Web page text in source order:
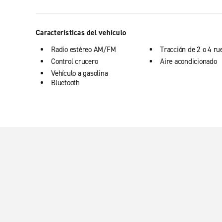
Características del vehículo
Radio estéreo AM/FM
Control crucero
Vehículo a gasolina
Tracción de 2 o 4
Aire acondicionado
Bluetooth